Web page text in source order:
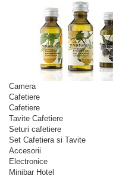
Camera
Cafetiere
Cafetiere
Tavite Cafetiere
Seturi cafetiere
Set Cafetiera si Tavite
Accesorii
Electronice
Minibar Hotel